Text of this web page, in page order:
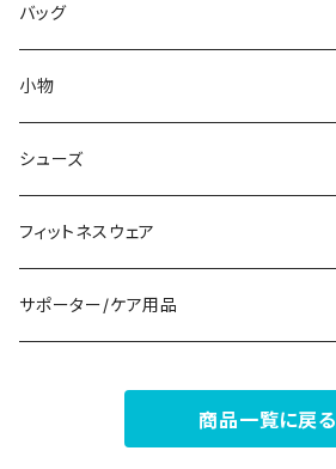
その他
その他
袖付き
ノースリーブ
パンツドレス
ナイトドレス
その他
その他
ブレスレット
ピアス
コサージュ
リング
その他
ブラ/ブラトップ/ベアトップ
ショーツ
タンクトップ/キャミソール
半袖/5分
7分/長袖
ペチコート/ペチパンツ
バッグ
サブバッグ
クラッチバッグ
トートバッグ
ショルダーバッグ
カジュアルバッグ
小物
マフラー/スカーフ/ストール
財布
アクセサリーケース
シューズ
スニーカー
ブーツ
フィットネスウェア
セット販売
サポーター/ケア用品
商品一覧に戻る